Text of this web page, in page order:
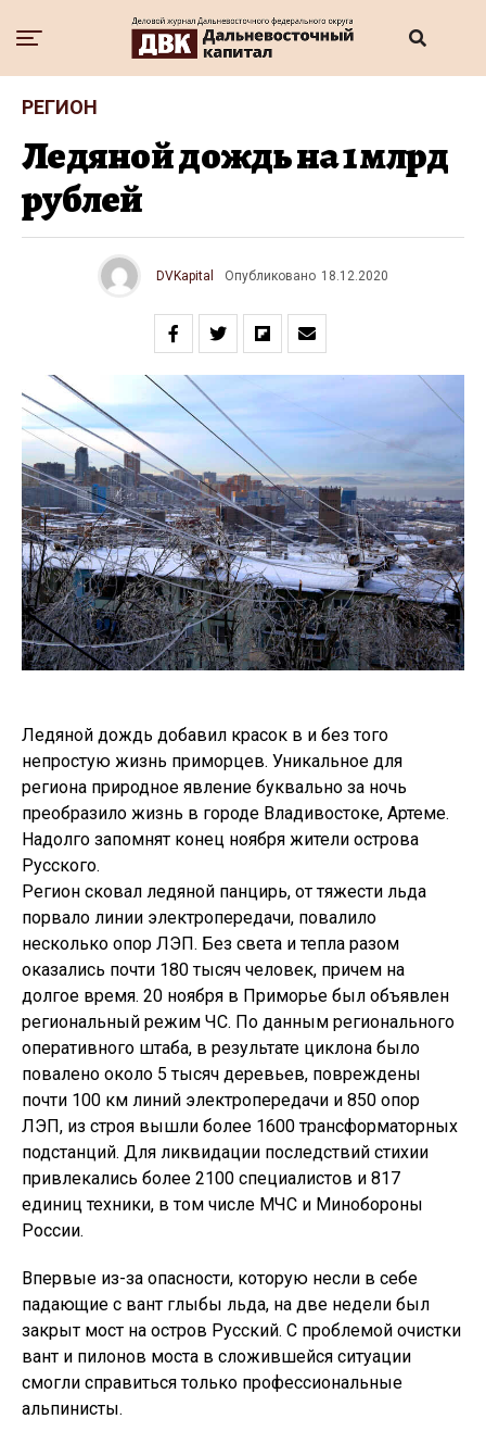
РЕГИОН
Ледяной дождь на 1 млрд
рублей
DVKapital Опубликовано 18.12.2020
Ледяной дождь добавил красок в и без того
непростую жизнь приморцев. Уникальное для
региона природное явление буквально за ночь
преобразило жизнь в городе Владивостоке, Артеме.
Надолго запомнят конец ноября жители острова
Русского.
Регион сковал ледяной панцирь, от тяжести льда
порвало линии электропередачи, повалило
несколько опор ЛЭП. Без света и тепла разом
оказались почти 180 тысяч человек, причем на
долгое время. 20 ноября в Приморье был объявлен
региональный режим ЧС. По данным регионального
оперативного штаба, в результате циклона было
повалено около 5 тысяч деревьев, повреждены
почти 100 км линий электропередачи и 850 опор
ЛЭП, из строя вышли более 1600 трансформаторных
подстанций. Для ликвидации последствий стихии
привлекались более 2100 специалистов и 817
единиц техники, в том числе МЧС и Минобороны
России.
Впервые из-за опасности, которую несли в себе
падающие с вант глыбы льда, на две недели был
закрыт мост на остров Русский. С проблемой очистки
вант и пилонов моста в сложившейся ситуации
смогли справиться только профессиональные
альпинисты.